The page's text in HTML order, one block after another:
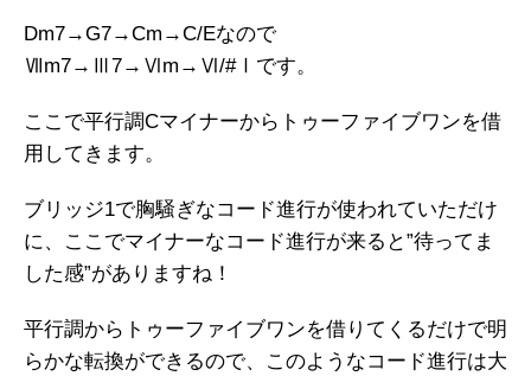
Dm7→G7→Cm→C/Eなので
Ⅶm7→Ⅲ7→Ⅵm→Ⅵ/#Ⅰです。
ここで平行調Cマイナーからトゥーファイブワンを借
用してきます。
ブリッジ1で胸騒ぎなコード進行が使われていただけ
に、ここでマイナーなコード進行が来ると”待ってま
した感”がありますね！
平行調からトゥーファイブワンを借りてくるだけで明
らかな転換ができるので、このようなコード進行は大